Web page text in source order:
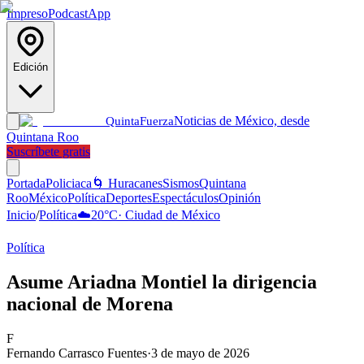
ImpresoPodcastApp
Edición
QuintaFuerzaNoticias de México, desde
Quintana Roo
Suscríbete gratis
PortadaPoliciaca 🌀 HuracanesSismosQuintana
RooMéxicoPolíticaDeportesEspectáculosOpinión
Inicio/Política☁️20°C· Ciudad de México
Política
Asume Ariadna Montiel la dirigencia
nacional de Morena
F
Fernando Carrasco Fuentes·3 de mayo de 2026